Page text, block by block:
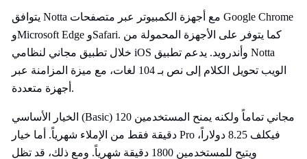
يتوافق Notta مع أجهزة الكمبيوتر عبر متصفحات Google Chrome
وMicrosoft Edge وSafari. كما يتوفر على الأجهزة المحمولة من
خلال تطبيق مجاني لنظامي iOS وأندرويد. يدعم تطبيق Notta
الويب تحويل الكلام إلى نص بـ 104 لغات، مع ميزة المزامنة عبر
أجهزة متعددة.
الخيار الأساسي (Basic) مجاني تماماً ولكنه يمنح المستخدمين 120
دقيقة فقط من الإملاء شهرياً. أما خيار Pro فيكلف 8.25 دولاراً،
ويتيح للمستخدمين 1800 دقيقة شهرياً. ومع ذلك، قد تظل